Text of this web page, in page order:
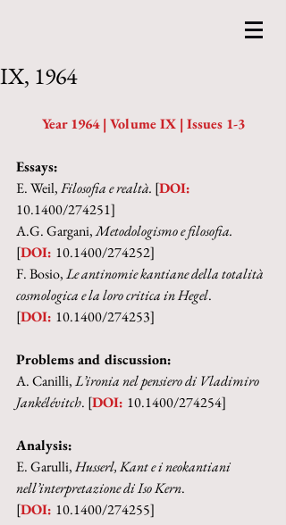
IX, 1964
Year 1964 | Volume IX | Issues 1-3
Essays:
E. Weil, Filosofia e realtà. [DOI:
10.1400/274251]
A.G. Gargani, Metodologismo e filosofia.
[DOI: 10.1400/274252]
F. Bosio, Le antinomie kantiane della totalità
cosmologica e la loro critica in Hegel.
[DOI: 10.1400/274253]
Problems and discussion:
A. Canilli, L’ironia nel pensiero di Vladimiro
Jankélévitch. [DOI: 10.1400/274254]
Analysis:
E. Garulli, Husserl, Kant e i neokantiani
nell’interpretazione di Iso Kern.
[DOI: 10.1400/274255]